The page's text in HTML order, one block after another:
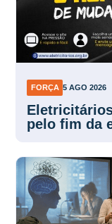
pelo fim da